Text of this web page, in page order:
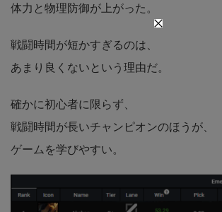
体力と物理防御が上がった。
戦闘時間が短かすぎるのは、
あまり良くないという理由だ。
確かに初心者に限らず、
戦闘時間が長いチャンピオンのほうが、
ゲームを学びやすい。